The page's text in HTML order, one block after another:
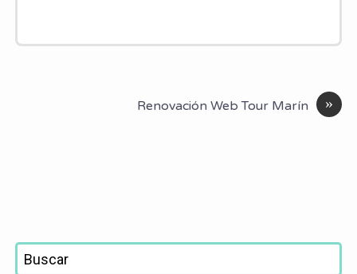
»
Renovación Web Tour Marín